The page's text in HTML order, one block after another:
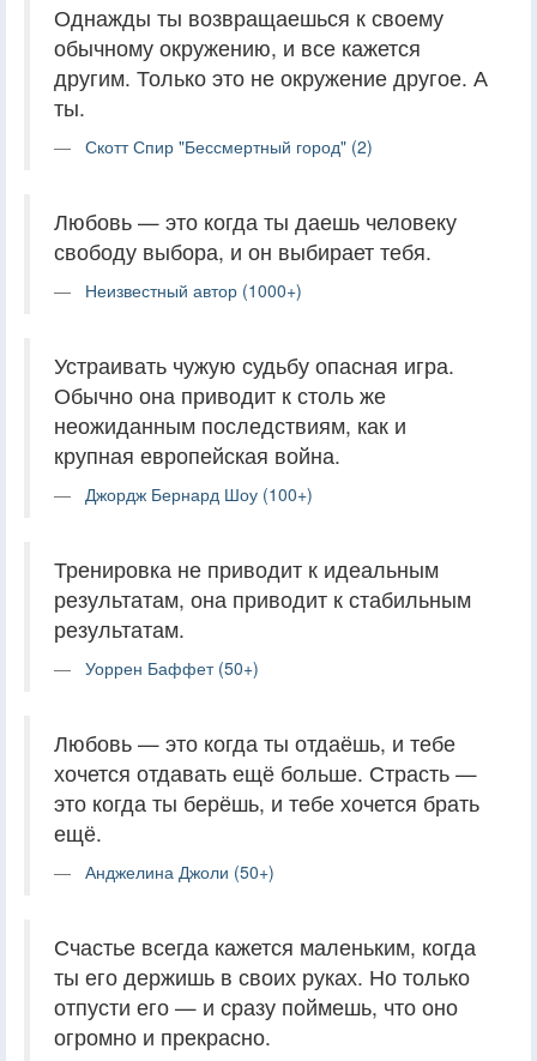
Однажды ты возвращаешься к своему
обычному окружению, и все кажется
другим. Только это не окружение другое. А
ты.
Скотт Спир "Бессмертный город" (2)
Любовь — это когда ты даешь человеку
свободу выбора, и он выбирает тебя.
Неизвестный автор (1000+)
Устраивать чужую судьбу опасная игра.
Обычно она приводит к столь же
неожиданным последствиям, как и
крупная европейская война.
Джордж Бернард Шоу (100+)
Тренировка не приводит к идеальным
результатам, она приводит к стабильным
результатам.
Уоррен Баффет (50+)
Любовь — это когда ты отдаёшь, и тебе
хочется отдавать ещё больше. Страсть —
это когда ты берёшь, и тебе хочется брать
ещё.
Анджелина Джоли (50+)
Счастье всегда кажется маленьким, когда
ты его держишь в своих руках. Но только
отпусти его — и сразу поймешь, что оно
огромно и прекрасно.